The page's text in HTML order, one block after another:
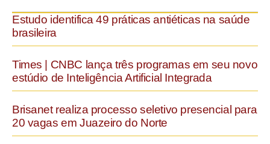
Estudo identifica 49 práticas antiéticas na saúde
brasileira
Times | CNBC lança três programas em seu novo
estúdio de Inteligência Artificial Integrada
Brisanet realiza processo seletivo presencial para
20 vagas em Juazeiro do Norte